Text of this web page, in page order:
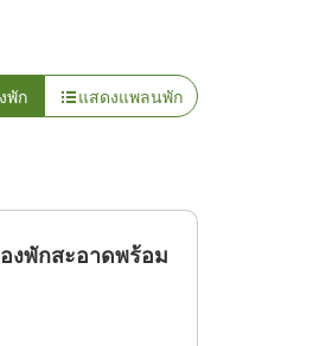
พัก แสดงแพลนพัก
งพักสะอาดพร้อม